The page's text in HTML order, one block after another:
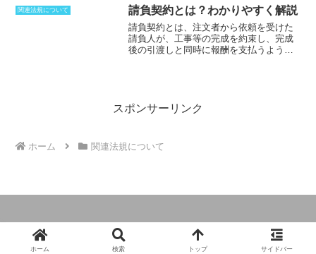
は使用することができます。
の改正では、グレーゾーン金利の廃止
や、貸金業の適正化ということで、執拗
な取り立て行為の規制が盛り込まれてい
ます。さらに、総量規制が施行されるこ
とになったのも、この改正からです。
各省の大臣が制定する省令、市区町村が
制定する条例や規則で定められていま
す。消防法の主な目的は、火災の予防や
警戒により国民の生命や財産を保護する
こと、災害の被害を軽減すること、そし
関連法規について 請負契約とは？わかりやすく解説
請負契約とは、注文者から依頼を受けた
請負人が、工事等の完成を約束し、完成
後の引渡しと同時に報酬を支払うような
解除ができます。土木や建築など、工事
を完成させるような契約以外に、弁護士
合意によって成立する契約ですが、
事者間の権利・義務を定める標準請負契
スポンサーリンク
ホーム 関連法規について
© 2024 建築用語と関係法令の説明.
ホーム 検索 トップ サイドバー